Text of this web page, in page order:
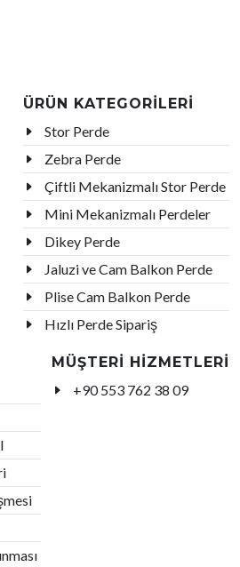
ÜRÜN KATEGORİLERİ
Stor Perde
Zebra Perde
Çiftli Mekanizmalı Stor Perde
Mini Mekanizmalı Perdeler
Dikey Perde
Jaluzi ve Cam Balkon Perde
Plise Cam Balkon Perde
Hızlı Perde Sipariş
MÜŞTERİ HİZMETLERİ
+90 553 762 38 09